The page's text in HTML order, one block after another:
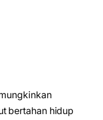
bertahan hidup